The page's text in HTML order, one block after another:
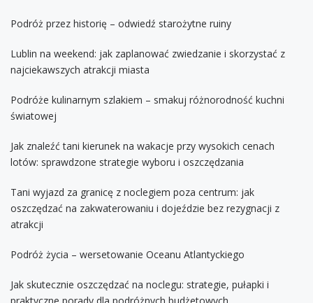
Podróż przez historię – odwiedź starożytne ruiny
Lublin na weekend: jak zaplanować zwiedzanie i skorzystać z
najciekawszych atrakcji miasta
Podróże kulinarnym szlakiem – smakuj różnorodność kuchni
światowej
Jak znaleźć tani kierunek na wakacje przy wysokich cenach
lotów: sprawdzone strategie wyboru i oszczędzania
Tani wyjazd za granicę z noclegiem poza centrum: jak
oszczędzać na zakwaterowaniu i dojeździe bez rezygnacji z
atrakcji
Podróż życia – wersetowanie Oceanu Atlantyckiego
Jak skutecznie oszczędzać na noclegu: strategie, pułapki i